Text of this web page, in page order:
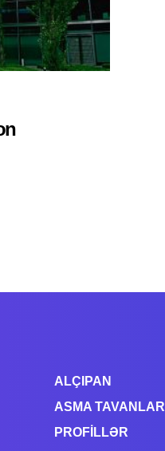
ALÇIPAN
ASMA TAVANLAR
PROFİLLƏR